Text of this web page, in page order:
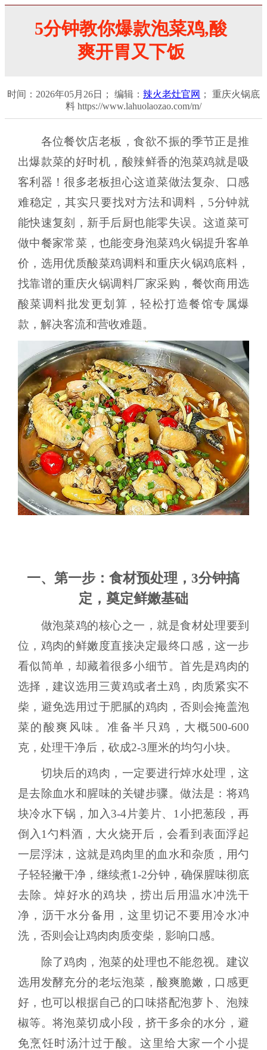
5分钟教你爆款泡菜鸡,酸
爽开胃又下饭
时间：2026年05月26日； 编辑： 辣火老灶官网 ； 重庆火锅底
料 https://www.lahuolaozao.com/m/
各位餐饮店老板，食欲不振的季节正是推
出爆款菜的好时机，酸辣鲜香的泡菜鸡就是吸
客利器！很多老板担心这道菜做法复杂、口感
难稳定，其实只要找对方法和调料，5分钟就
能快速复刻，新手后厨也能零失误。这道菜可
做中餐家常菜，也能变身泡菜鸡火锅提升客单
价，选用优质酸菜鸡调料和重庆火锅鸡底料，
找靠谱的重庆火锅调料厂家采购，餐饮商用选
酸菜调料批发更划算，轻松打造餐馆专属爆
款，解决客流和营收难题。
一、第一步：食材预处理，3分钟搞
定，奠定鲜嫩基础
做泡菜鸡的核心之一，就是食材处理要到
位，鸡肉的鲜嫩度直接决定最终口感，这一步
看似简单，却藏着很多小细节。首先是鸡肉的
选择，建议选用三黄鸡或者土鸡，肉质紧实不
柴，避免选用过于肥腻的鸡肉，否则会掩盖泡
菜的酸爽风味。准备半只鸡，大概500-600
克，处理干净后，砍成2-3厘米的均匀小块。
切块后的鸡肉，一定要进行焯水处理，这
是去除血水和腥味的关键步骤。做法是：将鸡
块冷水下锅，加入3-4片姜片、1小把葱段，再
倒入1勺料酒，大火烧开后，会看到表面浮起
一层浮沫，这就是鸡肉里的血水和杂质，用勺
子轻轻撇干净，继续煮1-2分钟，确保腥味彻底
去除。焯好水的鸡块，捞出后用温水冲洗干
净，沥干水分备用，这里切记不要用冷水冲
洗，否则会让鸡肉肉质变柴，影响口感。
除了鸡肉，泡菜的处理也不能忽视。建议
选用发酵充分的老坛泡菜，酸爽脆嫩，口感更
好，也可以根据自己的口味搭配泡萝卜、泡辣
椒等。将泡菜切成小段，挤干多余的水分，避
免烹饪时汤汁过于酸。这里给大家一个小提